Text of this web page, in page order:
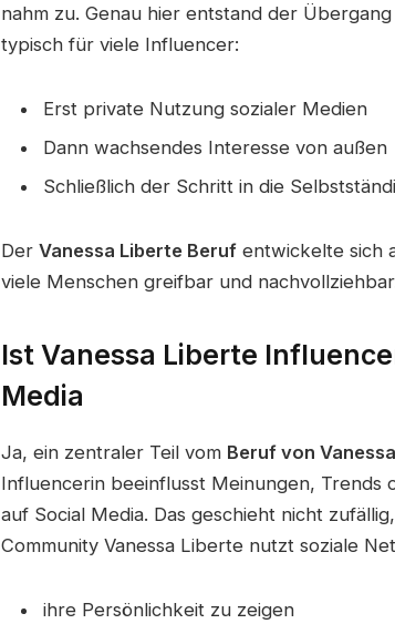
nahm zu. Genau hier entstand der
typisch für viele Influencer:
Erst private Nutzung sozialer Medien
Dann wachsendes Interesse von außen
Schließlich der Schritt in die
Der Vanessa Liberte Beruf entwickelte sich
viele Menschen greifbar und
Ist Vanessa Liberte
Media
Ja, ein zentraler Teil vom Beruf von
Influencerin beeinflusst Meinungen, Trends
auf Social Media. Das geschieht nicht
Community Vanessa Liberte nutzt soziale
ihre Persönlichkeit zu zeigen